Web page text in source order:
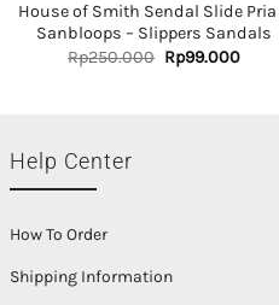
House of Smith Sendal Slide Pria
Sanbloops – Slippers Sandals
Rp250.000 Original
price
Rp99.000
Help Center
How To Order
Shipping Information